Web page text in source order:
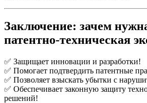
Заключение: зачем
патентно-техническая
✅ Защищает инновации и разработки!
✅ Помогает подтвердить патентные
✅ Позволяет взыскать убытки с
✅ Обеспечивает законную защиту
решений!